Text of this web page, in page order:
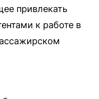
привлекать
к работе в